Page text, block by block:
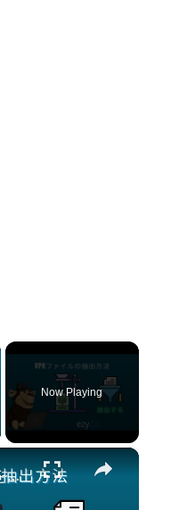
Now Playing
×
📦 VPKファイルをオンラインで無料で抽出する方法 | ソフトウェアのインストール不要